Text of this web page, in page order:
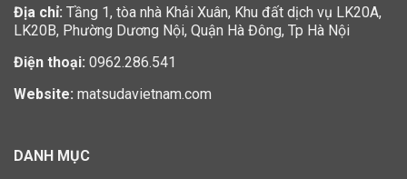
Địa chỉ: Tầng 1, tòa nhà Khải Xuân, Khu đất dịch vụ LK20A,
LK20B, Phường Dương Nội, Quận Hà Đông, Tp Hà Nội
Điện thoại: 0962.286.541
Website: matsudavietnam.com
DANH MỤC